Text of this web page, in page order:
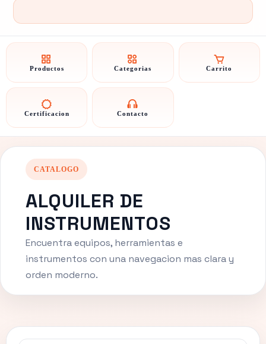
Productos Categorias Carrito
Certificacion Contacto
CATALOGO
ALQUILER DE
INSTRUMENTOS
Encuentra equipos, herramientas e
instrumentos con una navegacion mas clara y
orden moderno.